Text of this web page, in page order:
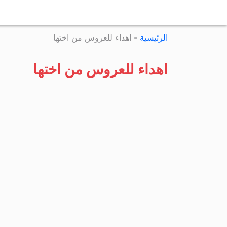
الرئيسية - اهداء للعروس من اختها
اهداء للعروس من اختها